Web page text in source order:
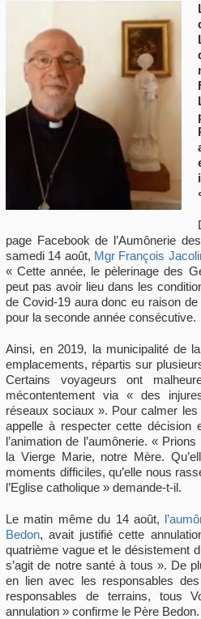
page Facebook de l’Aumônerie
samedi 14 août, Mgr François
« Cette année, le pèlerinage des
peut pas avoir lieu dans les
de Covid-19 aura donc eu raison
pour la seconde année consécutive.
Ainsi, en 2019, la municipalité de
emplacements, répartis sur
Certains voyageurs ont
mécontentement via « des
réseaux sociaux ». Pour calmer
appelle à respecter cette décision
l’animation de l’aumônerie. «
la Vierge Marie, notre Mère.
moments difficiles, qu’elle nous
l’Eglise catholique » demande-t-il.
Le matin même du 14 août,
Bedon, avait justifié cette
quatrième vague et le désistement
s’agit de notre santé à tous ». De
en lien avec les responsables
responsables de terrains, tous
annulation » confirme le Père Bedon.